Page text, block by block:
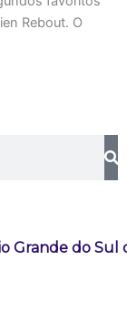
Rebout. O
Grande do